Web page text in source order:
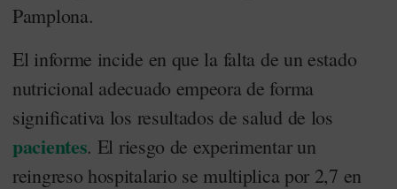
Pamplona.
El informe incide en que la falta de un estado
nutricional adecuado empeora de forma
significativa los resultados de salud de los
pacientes. El riesgo de experimentar un
reingreso hospitalario se multiplica por 2,7 en